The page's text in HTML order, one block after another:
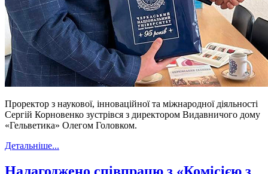
Проректор з наукової, інноваційної та міжнародної діяльності
Сергій Корновенко зустрівся з директором Видавничого дому
«Гельветика» Олегом Головком.
Детальніше...